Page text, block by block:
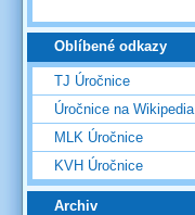
Oblíbené odkazy
TJ Úročnice
Úročnice na Wikipedia
MLK Úročnice
KVH Úročnice
Archiv